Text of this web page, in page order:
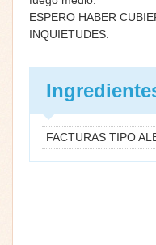
ESPERO HABER
INQUIETUDES.
FACTURAS TIPO